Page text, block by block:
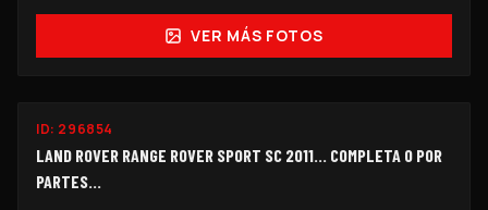
VER MÁS FOTOS
ID: 296854
LAND ROVER RANGE ROVER SPORT SC 2011… COMPLETA O POR
PARTES...